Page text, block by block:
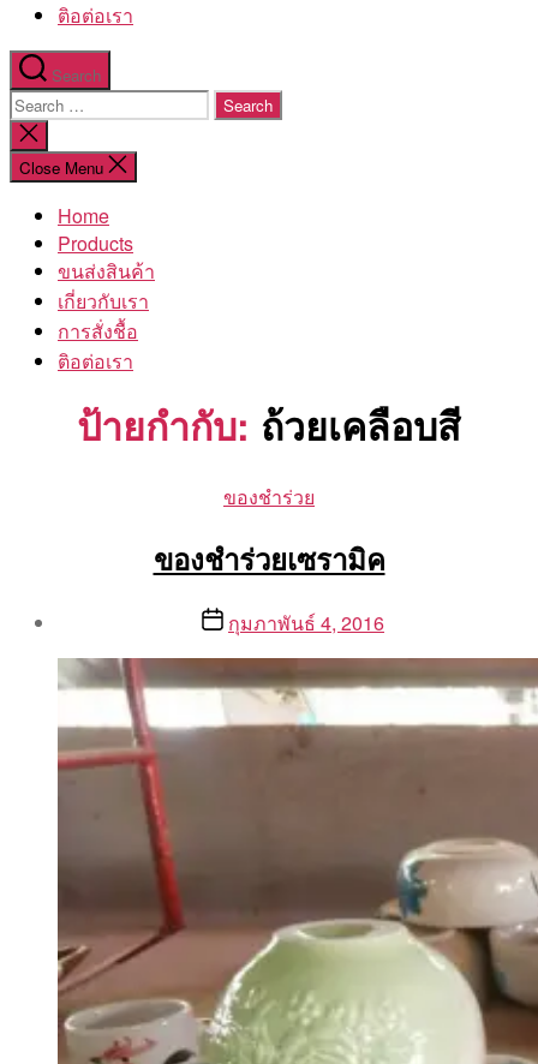
ติอต่อเรา
Search
Search
for:
Close
search
Close Menu
Home
Products
ขนส่งสินค้า
เกี่ยวกับเรา
การสั่งชื้อ
ติอต่อเรา
ป้ายกำกับ: ถ้วยเคลือบสี
Categories
ของชำร่วย
ของชำร่วยเซรามิค
By
Aea
Postกุมภาพันธ์ 4, 2016